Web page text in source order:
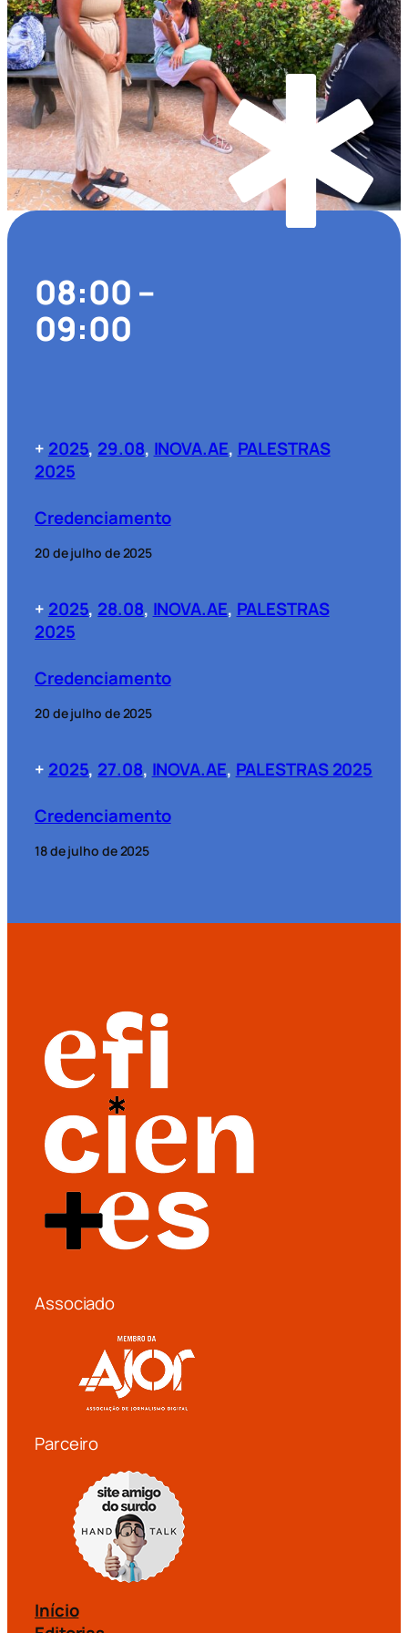
08:00 –
09:00
+ 2025, 29.08, INOVA.AE, PALESTRAS
2025
Credenciamento
20 de julho de 2025
+ 2025, 28.08, INOVA.AE, PALESTRAS
2025
Credenciamento
20 de julho de 2025
+ 2025, 27.08, INOVA.AE, PALESTRAS 2025
Credenciamento
18 de julho de 2025
Associado
Parceiro
Início